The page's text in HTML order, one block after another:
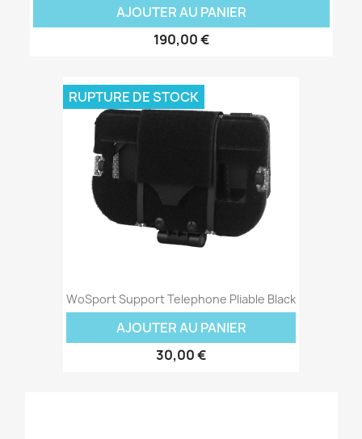
AJOUTER AU PANIER
190,00 €
WoSport Support Telephone Pliable Black
AJOUTER AU PANIER
30,00 €
RUPTURE DE STOCK